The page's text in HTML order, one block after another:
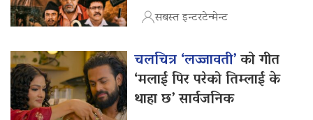
सबस्त इन्टरटेन्मेन्ट
चलचित्र ‘लज्जावती’को गीत
‘मलाई पिर परेको तिम्लाई के
थाहा छ’ सार्वजनिक